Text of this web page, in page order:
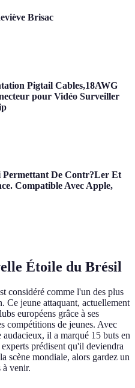
Brisac
Pigtail Cables,18AWG
pour Vidéo Surveiller
De Contr?Ler Et
Compatible Avec Apple,
Étoile du Brésil
considéré comme l'un des plus
Ce jeune attaquant, actuellement
européens grâce à ses
compétitions de jeunes. Avec
il a marqué 15 buts en
prédisent qu'il deviendra
scène mondiale, alors gardez un
à venir.